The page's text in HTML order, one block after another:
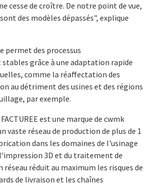
cesse de croître. De notre point de vue,
des modèles dépassés", explique
permet des processus
grâce à une adaptation rapide
comme la réaffectation des
au détriment des usines et des régions
par exemple.
est une marque de cwmk
vaste réseau de production de plus de 1
dans les domaines de l'usinage
3D et du traitement de
réseau réduit au maximum les risques de
de livraison et les chaînes